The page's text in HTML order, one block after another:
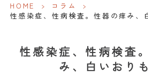
HOME > コラム
>
性感染症、性病検査。性器の痒み、
性感染症、性病検査
み、白いおり